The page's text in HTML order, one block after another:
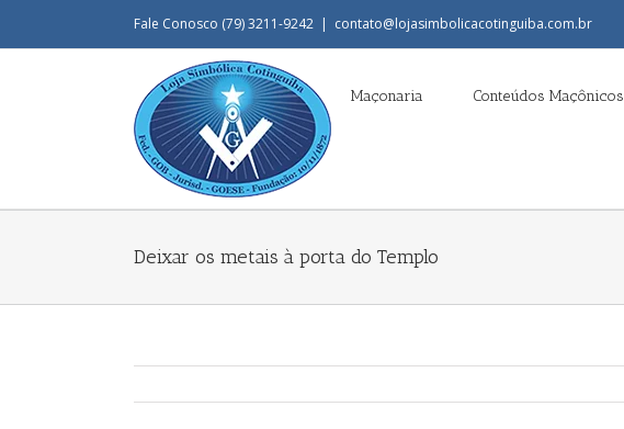
Fale Conosco (79) 3211-9242 | contato@lojasimbolicacotinguiba.com.br
Maçonaria Conteúdos Maçônicos
Deixar os metais à porta do Templo